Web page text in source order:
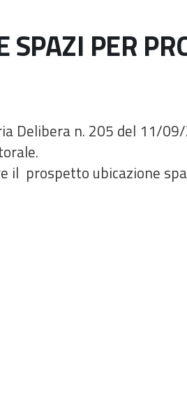
PER
Delibera n. 205 del 11/
il prospetto ubicazione